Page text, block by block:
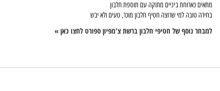
מתאים כארוחת ביניים מתוקה עם תוספת חלבון
בחירה טובה למי שרוצה חטיף חלבון מוכר, טעים ולא יבש
למבחר נוסף של חטיפי חלבון ברשת צ'מפיון ספורט לחצו כאן »